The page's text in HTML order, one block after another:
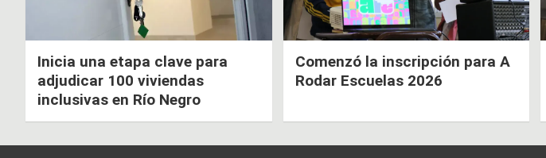
Inicia una etapa clave para
adjudicar 100 viviendas
inclusivas en Río Negro
Comenzó la inscripción para A
Rodar Escuelas 2026